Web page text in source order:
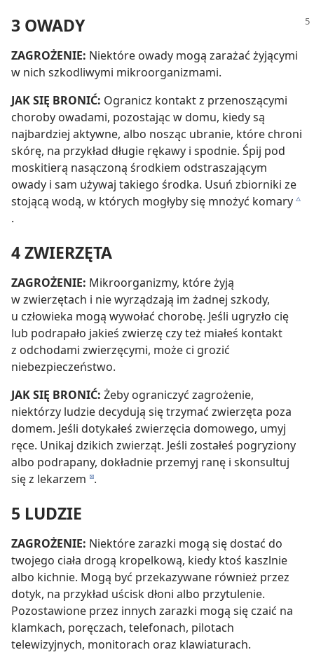
3 OWADY
ZAGROŻENIE: Niektóre owady mogą zarażać żyjącymi
w nich szkodliwymi mikroorganizmami.
JAK SIĘ BRONIĆ: Ogranicz kontakt z przenoszącymi
choroby owadami, pozostając w domu, kiedy są
najbardziej aktywne, albo nosząc ubranie, które chroni
skórę, na przykład długie rękawy i spodnie. Śpij pod
moskitierą nasączoną środkiem odstraszającym
owady i sam używaj takiego środka. Usuń zbiorniki ze
stojącą wodą, w których mogłyby się mnożyć komaryc
.
4 ZWIERZĘTA
ZAGROŻENIE: Mikroorganizmy, które żyją
w zwierzętach i nie wyrządzają im żadnej szkody,
u człowieka mogą wywołać chorobę. Jeśli ugryzło cię
lub podrapało jakieś zwierzę czy też miałeś kontakt
z odchodami zwierzęcymi, może ci grozić
niebezpieczeństwo.
JAK SIĘ BRONIĆ: Żeby ograniczyć zagrożenie,
niektórzy ludzie decydują się trzymać zwierzęta poza
domem. Jeśli dotykałeś zwierzęcia domowego, umyj
ręce. Unikaj dzikich zwierząt. Jeśli zostałeś pogryziony
albo podrapany, dokładnie przemyj ranę i skonsultuj
się z lekarzem d.
5 LUDZIE
ZAGROŻENIE: Niektóre zarazki mogą się dostać do
twojego ciała drogą kropelkową, kiedy ktoś kaszlnie
albo kichnie. Mogą być przekazywane również przez
dotyk, na przykład uścisk dłoni albo przytulenie.
Pozostawione przez innych zarazki mogą się czaić na
klamkach, poręczach, telefonach, pilotach
telewizyjnych, monitorach oraz klawiaturach.